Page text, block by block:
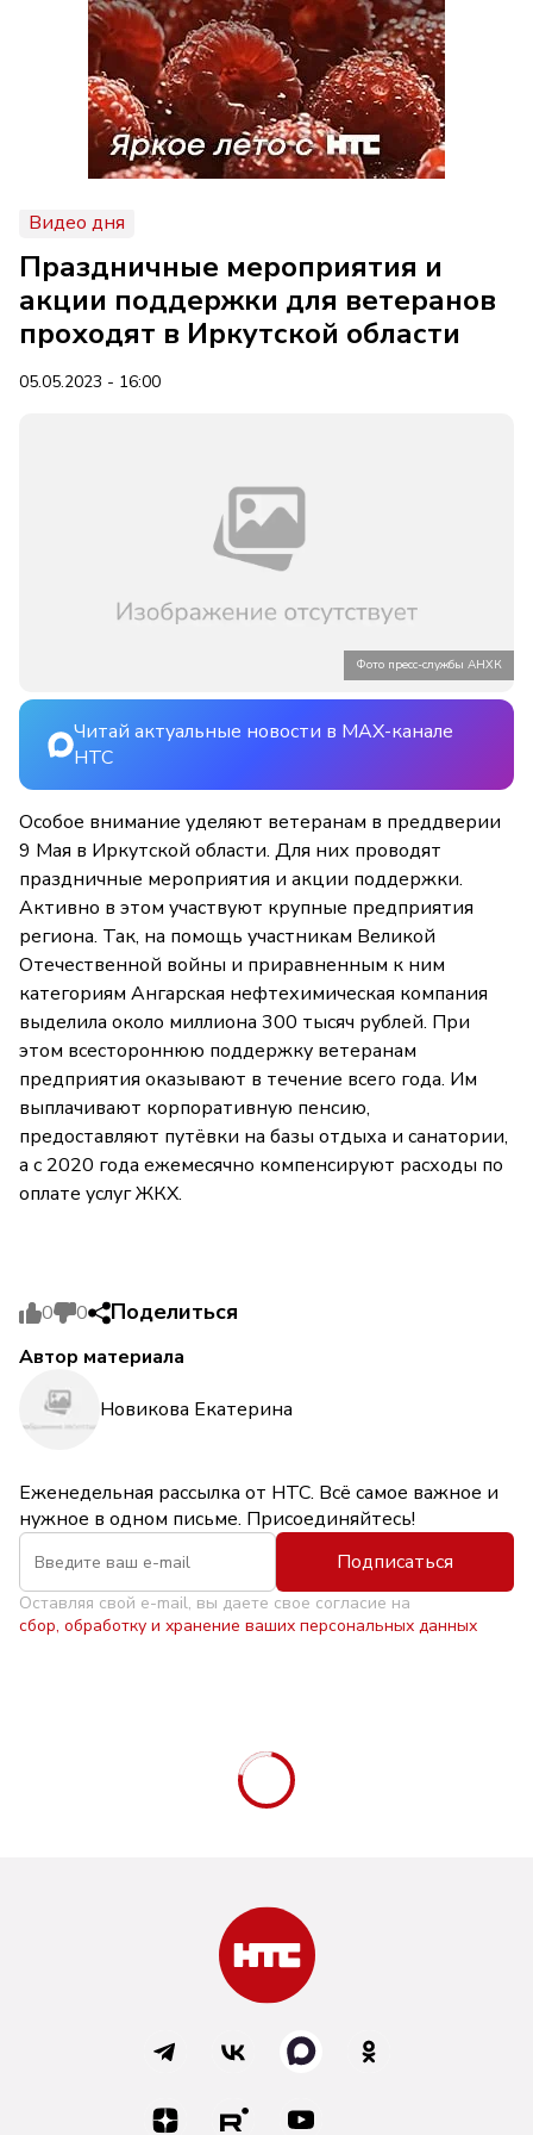
Видео дня
Праздничные мероприятия и
акции поддержки для ветеранов
проходят в Иркутской области
05.05.2023 - 16:00
Фото пресс-службы АНХК
Читай актуальные новости в MAX-канале
НТС
Особое внимание уделяют ветеранам в преддверии
9 Мая в Иркутской области. Для них проводят
праздничные мероприятия и акции поддержки.
Активно в этом участвуют крупные предприятия
региона. Так, на помощь участникам Великой
Отечественной войны и приравненным к ним
категориям Ангарская нефтехимическая компания
выделила около миллиона 300 тысяч рублей. При
этом всестороннюю поддержку ветеранам
предприятия оказывают в течение всего года. Им
выплачивают корпоративную пенсию,
предоставляют путёвки на базы отдыха и санатории,
а с 2020 года ежемесячно компенсируют расходы по
оплате услуг ЖКХ.
0 0 Поделиться
Автор материала
Новикова Екатерина
Еженедельная рассылка от НТС. Всё самое важное и
нужное в одном письме. Присоединяйтесь!
Подписаться
Оставляя свой e-mail, вы даете свое согласие на
сбор, обработку и хранение ваших персональных данных